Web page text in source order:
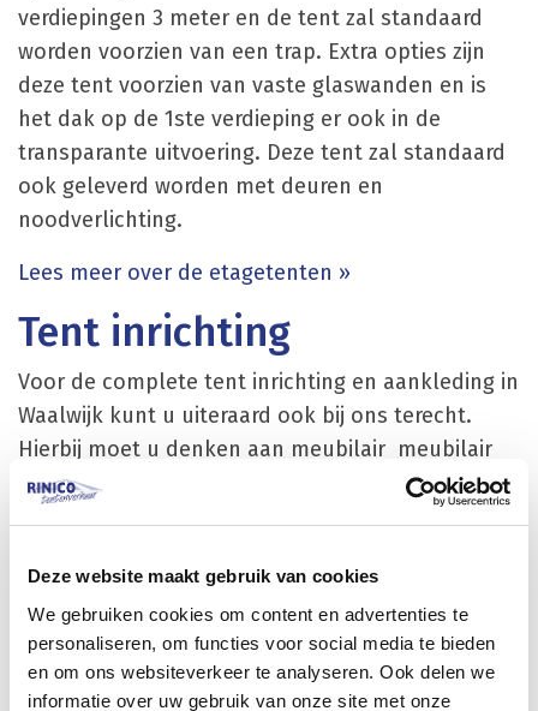
Deze website maakt gebruik van cookies
We gebruiken cookies om content en advertenties te
personaliseren, om functies voor social media te bieden
en om ons websiteverkeer te analyseren. Ook delen we
informatie over uw gebruik van onze site met onze
verdiepingen 3 meter en de tent zal standaard
worden voorzien van een trap. Extra opties zijn
deze tent voorzien van vaste glaswanden en is
het dak op de 1ste verdieping er ook in de
transparante uitvoering. Deze tent zal standaard
ook geleverd worden met deuren en
noodverlichting.
Lees meer over de etagetenten »
Tent inrichting
Voor de complete tent inrichting en aankleding in
Waalwijk kunt u uiteraard ook bij ons terecht.
Hierbij moet u denken aan meubilair meubilair
met bijpassende tafels en statafels geplooide of
achterwandkasten. Voor een complete
lichtinstallatie kunt u ook terecht bij Rinico. Denk
hierbij aan spots en kroonluchters. In de
wintermaanden is een verwarmde tent mogelijk